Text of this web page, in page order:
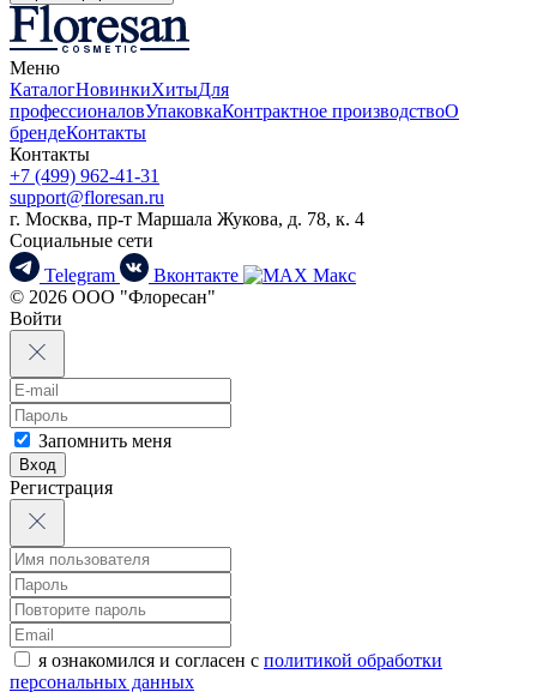
Меню
КаталогНовинкиХитыДля
профессионаловУпаковкаКонтрактное производствоО
брендеКонтакты
Контакты
+7 (499) 962-41-31
support@floresan.ru
г. Москва, пр-т Маршала Жукова, д. 78, к. 4
Социальные сети
Telegram
Вконтакте
Макс
© 2026 ООО "Флоресан"
Войти
Запомнить меня
Вход
Регистрация
я ознакомился и согласен с политикой обработки
персональных данных